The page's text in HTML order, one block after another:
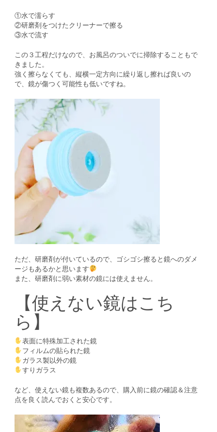
①水で濡らす
②研磨剤をつけたクリーナーで擦る
③水で流す
この３工程だけなので、お風呂のついでに掃除することもで
きました。
強く擦らなくても、縦横一定方向に繰り返し擦れば良いの
で、鏡が傷つく可能性も低いですね。
ただ、研磨剤が付いているので、ゴシゴシ擦ると鏡へのダメ
ージもあるかと思います
また、研磨剤に弱い素材の鏡には使えません。
【使えない鏡はこち
ら】
表面に特殊加工された鏡
フィルムの貼られた鏡
ガラス製以外の鏡
すりガラス
など、使えない鏡も複数あるので、購入前に鏡の確認＆注意
点を良く読んでおくと安心です。